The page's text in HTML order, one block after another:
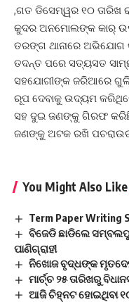
,ଗତ ଡିସେମ୍ୱର ୧୦ ତାରିଖ
କୁଦର ଅନମୋଲଙ୍କ କାର୍
ତରଙ୍ଗ ଥାନାରେ
ତଦନ୍ତ ପରେ ସତ୍ୟସତ
ସହଯୋଗୀଙ୍କ ଜରିଆରେ
ରୂପ ଦେବାକୁ ଉଦ୍ୟମ
ସହ ଦୁଇ ଜଣଙ୍କୁ ଗିରଫ
ଜଣଙ୍କୁ ଅଟକ ରଖି
You Might Also Like
Term Paper Writing
ବିଜେଡି ଛାଡିଲେ
ପାଣିଗ୍ରାହୀ
ନିଖୋଜ ବୃଦ୍ଧଙ୍କ
ମାର୍ଚ୍ଚ ୨୫ ତାରିଖରୁ
ଆଜି ଚିହ୍ନଟ ହୋଇଥିବା